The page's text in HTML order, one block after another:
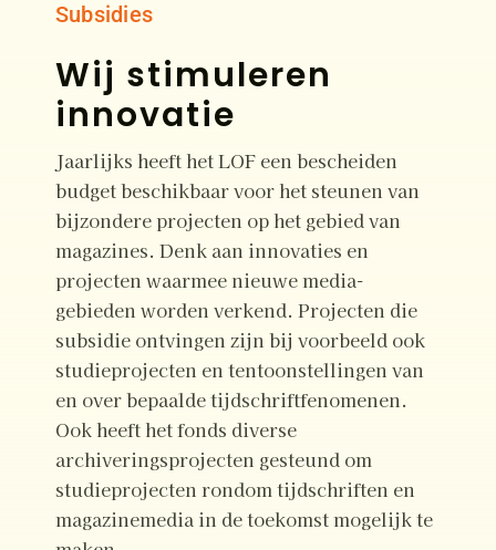
Subsidies
Wij stimuleren
innovatie
Jaarlijks heeft het LOF een bescheiden
budget beschikbaar voor het steunen van
bijzondere projecten op het gebied van
magazines. Denk aan innovaties en
projecten waarmee nieuwe media-
gebieden worden verkend. Projecten die
subsidie ontvingen zijn bij voorbeeld ook
studieprojecten en tentoonstellingen van
en over bepaalde tijdschriftfenomenen.
Ook heeft het fonds diverse
archiveringsprojecten gesteund om
studieprojecten rondom tijdschriften en
magazinemedia in de toekomst mogelijk te